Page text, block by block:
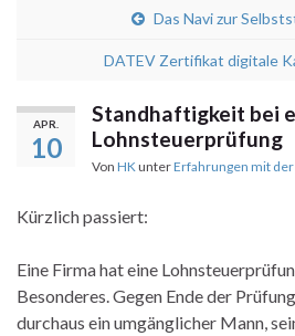
Das Navi zur
DATEV Zertifikat digitale
APR.
10
Standhaftigkeit bei
Lohnsteuerprüfung
Von HK unterErfahrungen mit
Kürzlich passiert:
Eine Firma hat eine
Besonderes. Gegen Ende der
durchaus ein umgänglicher Mann,